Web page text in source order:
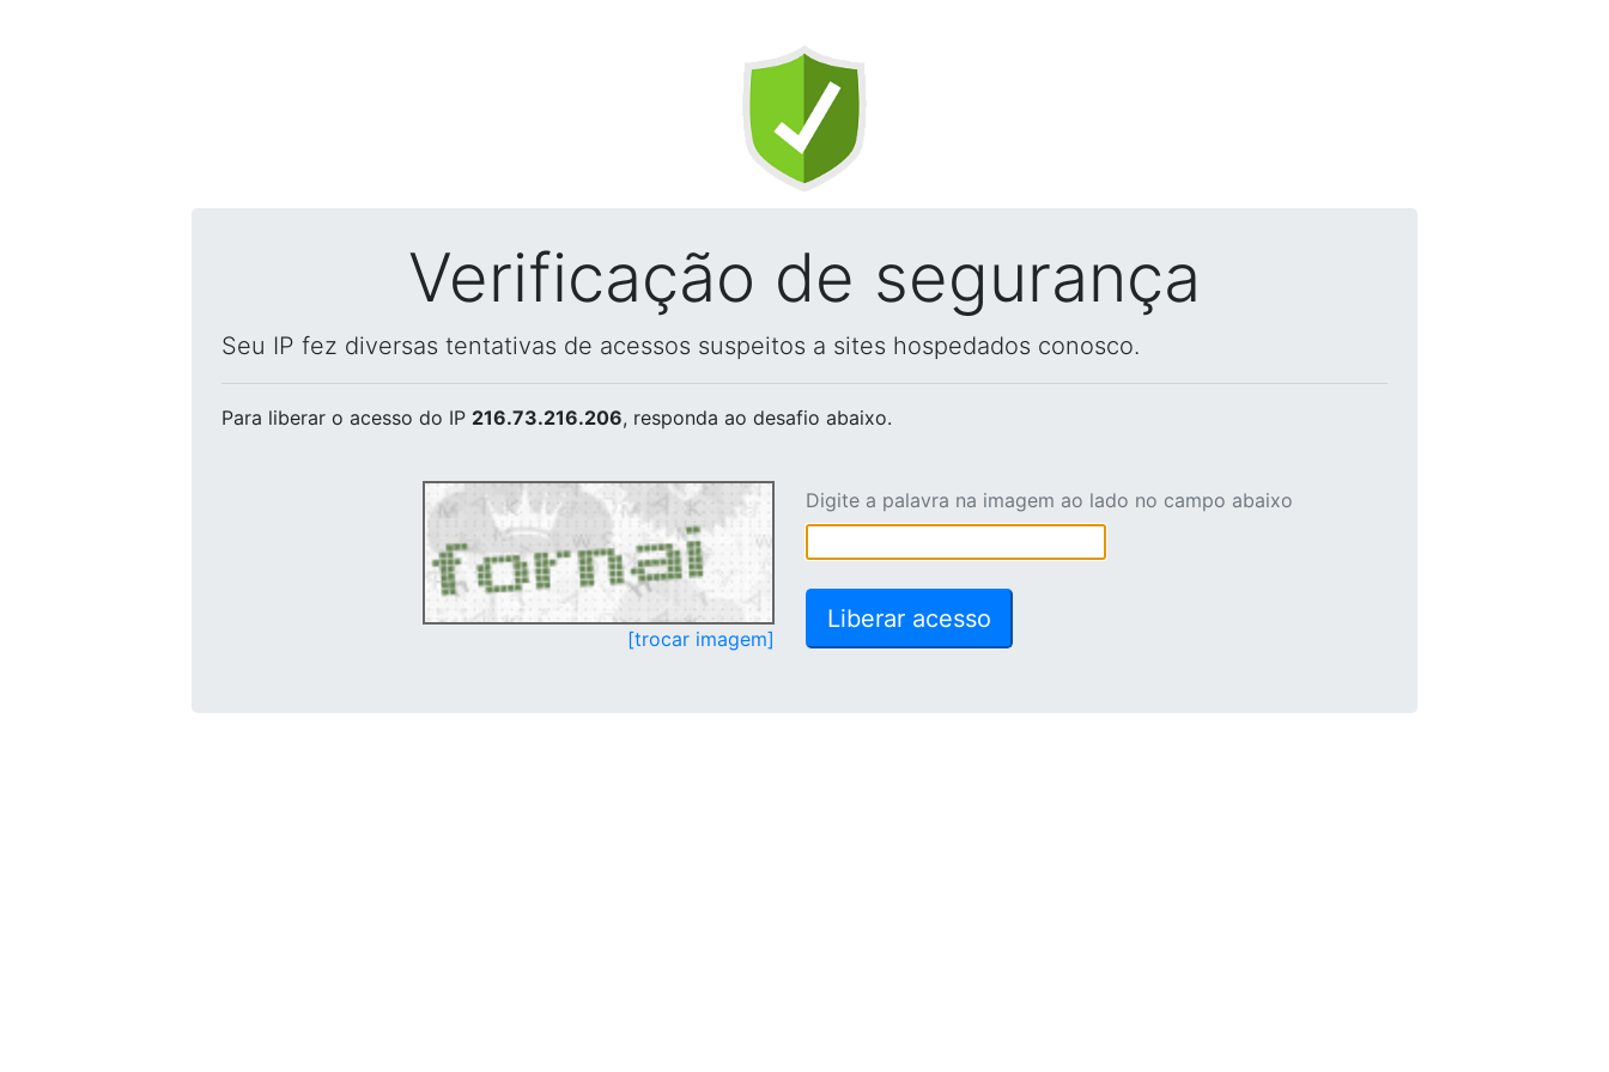
Verificação de segurança
Seu IP fez diversas tentativas de acessos suspeitos a sites hospedados conosco.
Para liberar o acesso do IP 216.73.216.206, responda ao desafio abaixo.
[trocar imagem]
Digite a palavra na imagem ao lado no campo abaixo